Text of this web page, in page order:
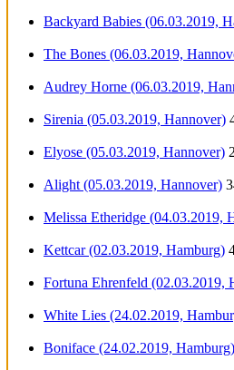
Backyard Babies (06.03.2019,
The Bones (06.03.2019,
Audrey Horne (06.03.2019,
Sirenia (05.03.2019, Hannover)
Elyose (05.03.2019, Hannover)
Alight (05.03.2019, Hannover)
Melissa Etheridge (04.03.2019,
Kettcar (02.03.2019, Hamburg)
Fortuna Ehrenfeld (02.03.2019,
White Lies (24.02.2019,
Boniface (24.02.2019, Hamburg)